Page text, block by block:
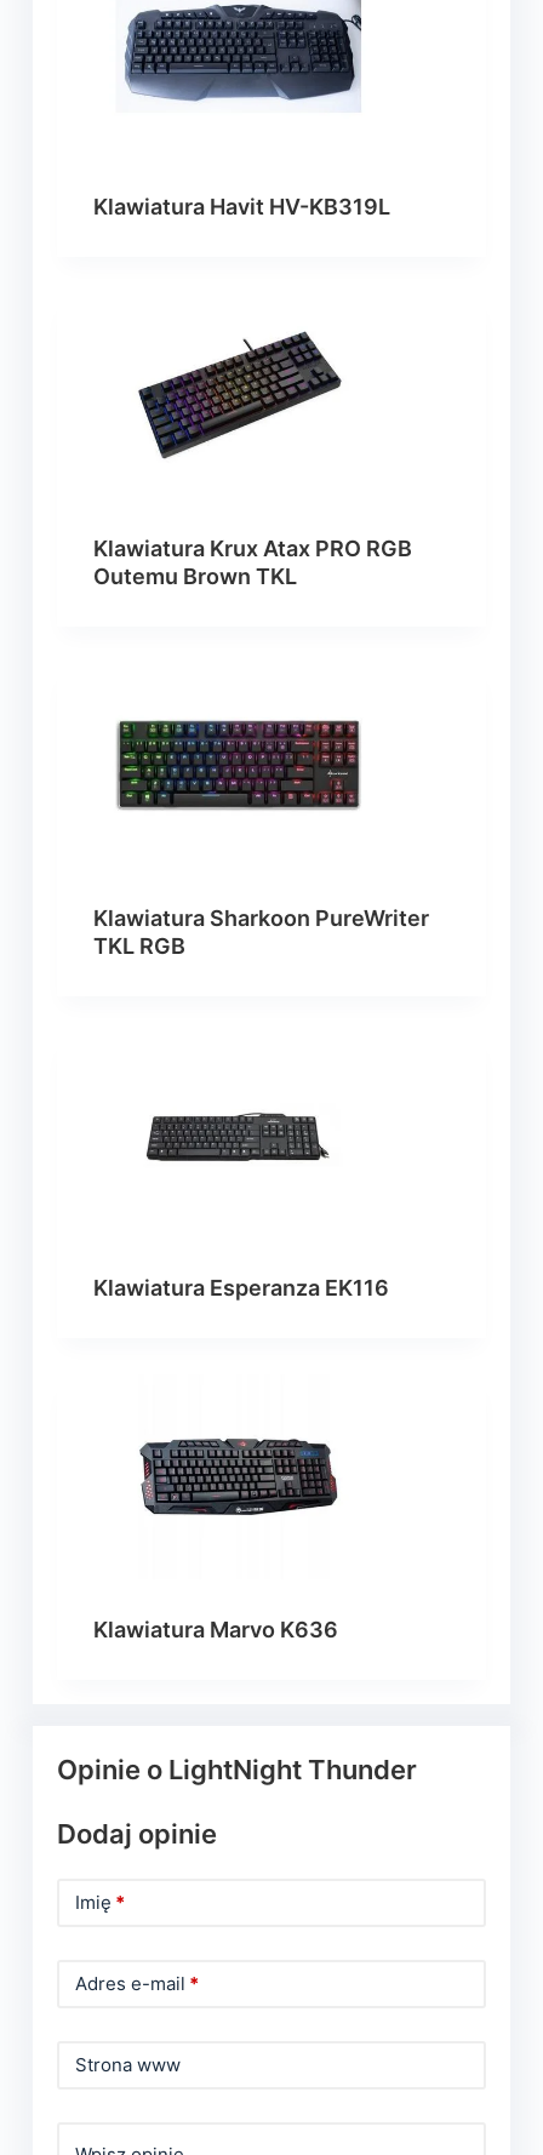
Klawiatura Havit HV-KB319L
Klawiatura Krux Atax PRO RGB
Outemu Brown TKL
Klawiatura Sharkoon PureWriter
TKL RGB
Klawiatura Esperanza EK116
Klawiatura Marvo K636
Opinie o LightNight Thunder
Dodaj opinie
Imię *
Adres e-mail *
Strona www